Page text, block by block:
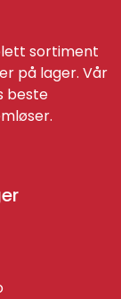
sortiment
på lager. Vår
beste